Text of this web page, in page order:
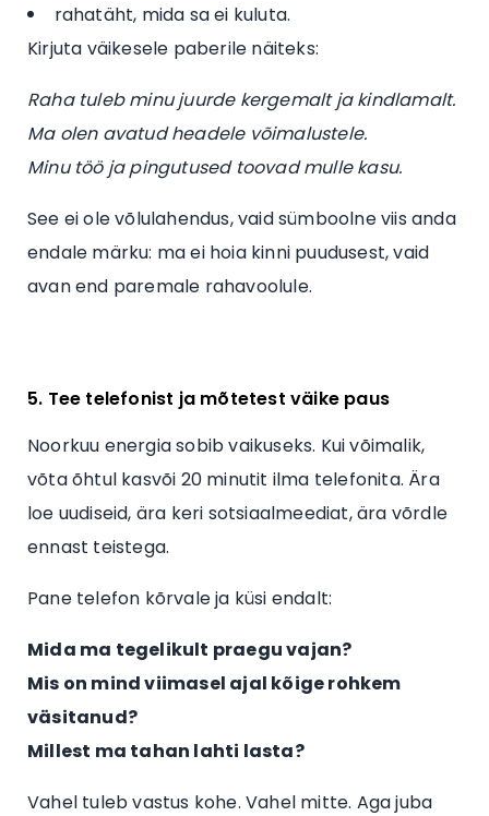
rahatäht, mida sa ei kuluta.
Kirjuta väikesele paberile näiteks:
Raha tuleb minu juurde kergemalt ja kindlamalt.
Ma olen avatud headele võimalustele.
Minu töö ja pingutused toovad mulle kasu.
See ei ole võlulahendus, vaid sümboolne viis anda
endale märku: ma ei hoia kinni puudusest, vaid
avan end paremale rahavoolule.
5. Tee telefonist ja mõtetest väike paus
Noorkuu energia sobib vaikuseks. Kui võimalik,
võta õhtul kasvõi 20 minutit ilma telefonita. Ära
loe uudiseid, ära keri sotsiaalmeediat, ära võrdle
ennast teistega.
Pane telefon kõrvale ja küsi endalt:
Mida ma tegelikult praegu vajan?
Mis on mind viimasel ajal kõige rohkem
väsitanud?
Millest ma tahan lahti lasta?
Vahel tuleb vastus kohe. Vahel mitte. Aga juba